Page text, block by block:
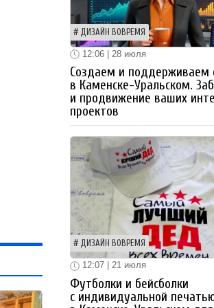
ДИЗАЙН ВОВРЕМЯ
12:06 | 28 июля
Создаем и поддерживаем
в Каменске-Уральском.
и продвижение ваших
проектов
ДИЗАЙН ВОВРЕМЯ
12:07 | 21 июля
Футболки и бейсболки
с индивидуальной